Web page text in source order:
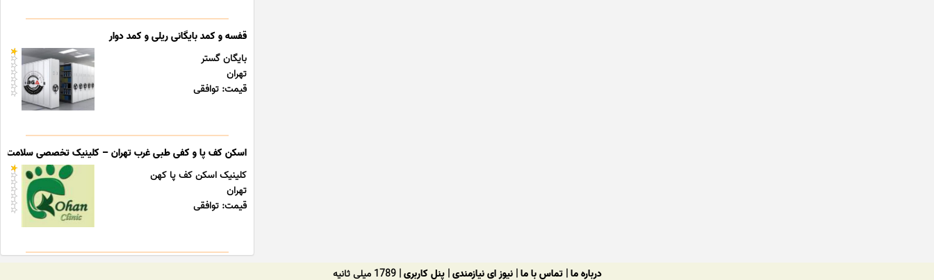
قفسه و کمد بایگانی ریلی و کمد دوار
بایگان گستر
تهران
قیمت: توافقی
اسکن کف پا و کفی طبی غرب تهران – کلینیک تخصصی سلامت
کلینیک اسکن کف پا کهن
تهران
قیمت: توافقی
درباره ما|تماس با ما|نیوز ای نیازمندی|پنل کاربری| 1789 میلی ثانیه